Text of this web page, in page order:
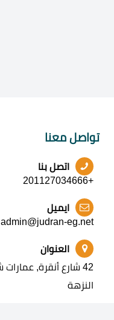
تواصل معنا
اتصل بنا
+201127034666
ايميل
admin@judran-eg.net
العنوان
42 شارع أنقرة, عمارات
النزهة